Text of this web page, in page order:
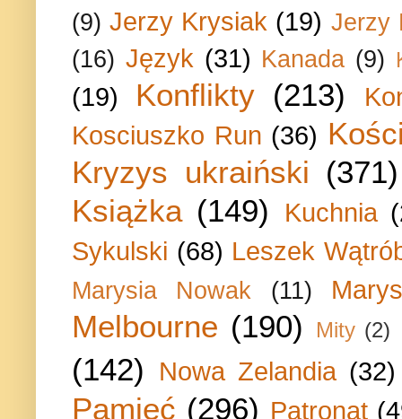
(9) Jerzy Krysiak (19) Jerzy
(16) Język (31) Kanada (9)
(19) Konflikty (213)
Kosciuszko Run (36)
Kryzys ukraiński (371)
Książka (149) Kuchnia
Sykulski (68) Leszek
Marysia Nowak (11)
Melbourne (190) Mity (2)
(142) Nowa Zelandia (32)
Pamięć (296) Patronat